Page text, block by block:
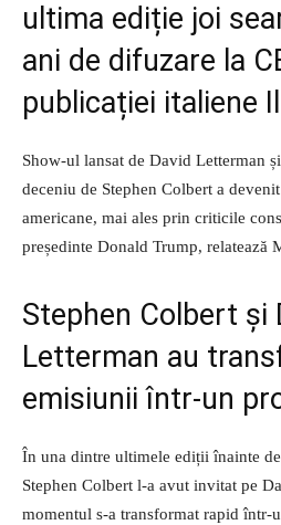
ultima ediție joi
ani de difuzare la
publicației italiene
Show-ul lansat de David Letterman
deceniu de Stephen Colbert a
americane, mai ales prin criticile
președinte Donald Trump, relatează
Stephen Colbert și
Letterman au
emisiunii într-un
În una dintre ultimele ediții înainte
Stephen Colbert l-a avut invitat pe
momentul s-a transformat rapid